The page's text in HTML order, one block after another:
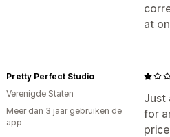
at
Just
for
Pretty Perfect Studio
Verenigde Staten
Meer dan 3 jaar gebruiken de
app